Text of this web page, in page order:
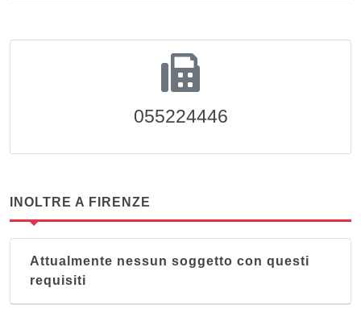
055224446
INOLTRE A FIRENZE
Attualmente nessun soggetto con questi
requisiti